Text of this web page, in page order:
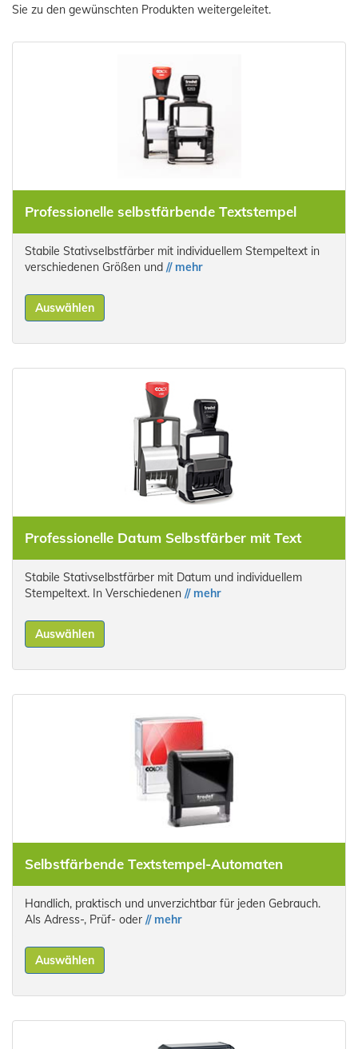
Sie zu den gewünschten Produkten weitergeleitet.
Professionelle selbstfärbende Textstempel
Stabile Stativselbstfärber mit individuellem Stempeltext in
verschiedenen Größen und // mehr
Auswählen
Professionelle Datum Selbstfärber mit Text
Stabile Stativselbstfärber mit Datum und individuellem
Stempeltext. In Verschiedenen // mehr
Auswählen
Selbstfärbende Textstempel-Automaten
Handlich, praktisch und unverzichtbar für jeden Gebrauch.
Als Adress-, Prüf- oder // mehr
Auswählen